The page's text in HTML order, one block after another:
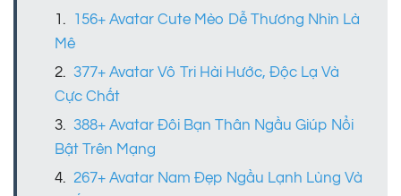
156+ Avatar Cute Mèo Dễ Thương Nhìn Là
Mê
377+ Avatar Vô Tri Hài Hước, Độc Lạ Và
Cực Chất
388+ Avatar Đôi Bạn Thân Ngầu Giúp Nổi
Bật Trên Mạng
267+ Avatar Nam Đẹp Ngầu Lạnh Lùng Và